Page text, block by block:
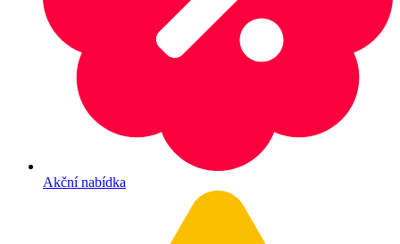
Akční nabídka